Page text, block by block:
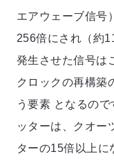
エアウェーブ信号
256倍にされ（約
発生させた信号は
クロックの再構築
う要素 となるの
ッターは、クオー
ターの15倍以上に